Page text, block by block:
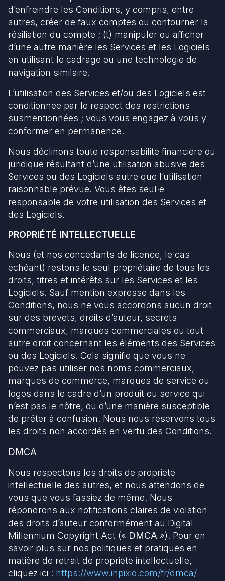
d’enfreindre les Conditions, y compris, entre
autres, créer de faux comptes ou contourner la
résiliation du compte ; (t) manipuler ou afficher
d’une autre manière les Services et les Logiciels
en utilisant le cadrage ou une technologie de
navigation similaire.
L’utilisation des Services et/ou des Logiciels est
conditionnée par le respect des restrictions
susmentionnées ; vous vous engagez à vous y
conformer en permanence.
Nous déclinons toute responsabilité financière ou
juridique résultant d’une utilisation abusive des
Services ou des Logiciels autre que l’utilisation
raisonnable prévue. Vous êtes seul·e
responsable de votre utilisation des Services et
des Logiciels.
PROPRIÉTÉ INTELLECTUELLE
Nous (et nos concédants de licence, le cas
échéant) restons le seul propriétaire de tous les
droits, titres et intérêts sur les Services et les
Logiciels. Sauf mention expresse dans les
Conditions, nous ne vous accordons aucun droit
sur des brevets, droits d’auteur, secrets
commerciaux, marques commerciales ou tout
autre droit concernant les éléments des Services
ou des Logiciels. Cela signifie que vous ne
pouvez pas utiliser nos noms commerciaux,
marques de commerce, marques de service ou
logos dans le cadre d’un produit ou service qui
n’est pas le nôtre, ou d’une manière susceptible
de prêter à confusion. Nous nous réservons tous
les droits non accordés en vertu des Conditions.
DMCA
Nous respectons les droits de propriété
intellectuelle des autres, et nous attendons de
vous que vous fassiez de même. Nous
répondrons aux notifications claires de violation
des droits d’auteur conformément au Digital
Millennium Copyright Act (« DMCA »). Pour en
savoir plus sur nos politiques et pratiques en
matière de retrait de propriété intellectuelle,
cliquez ici : https://www.inpixio.com/fr/dmca/